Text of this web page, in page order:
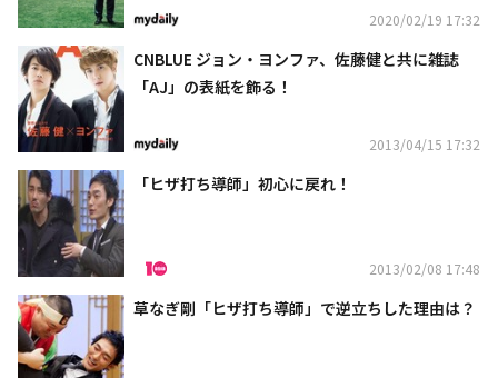
2020/02/19 17:32
CNBLUE ジョン・ヨンファ、佐藤健と共に雑誌
「AJ」の表紙を飾る！
2013/04/15 17:32
「ヒザ打ち導師」初心に戻れ！
2013/02/08 17:48
草なぎ剛「ヒザ打ち導師」で逆立ちした理由は？